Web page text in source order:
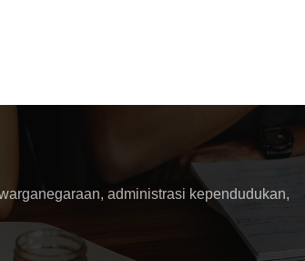
administrasi kependudukan,